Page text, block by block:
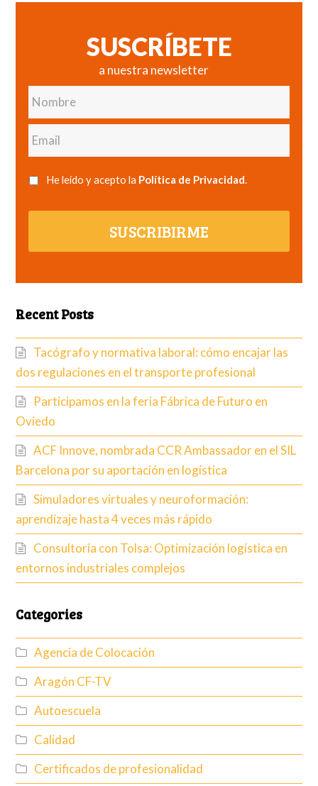
SUSCRÍBETE
a nuestra newsletter
Nombre
Email
He leído y acepto la Política de Privacidad.
SUSCRIBIRME
Recent Posts
Tacógrafo y normativa laboral: cómo encajar las
dos regulaciones en el transporte profesional
Participamos en la feria Fábrica de Futuro en
Oviedo
ACF Innove, nombrada CCR Ambassador en el SIL
Barcelona por su aportación en logística
Simuladores virtuales y neuroformación:
aprendizaje hasta 4 veces más rápido
Consultoría con Tolsa: Optimización logística en
entornos industriales complejos
Categories
Agencia de Colocación
Aragón CF-TV
Autoescuela
Calidad
Certificados de profesionalidad